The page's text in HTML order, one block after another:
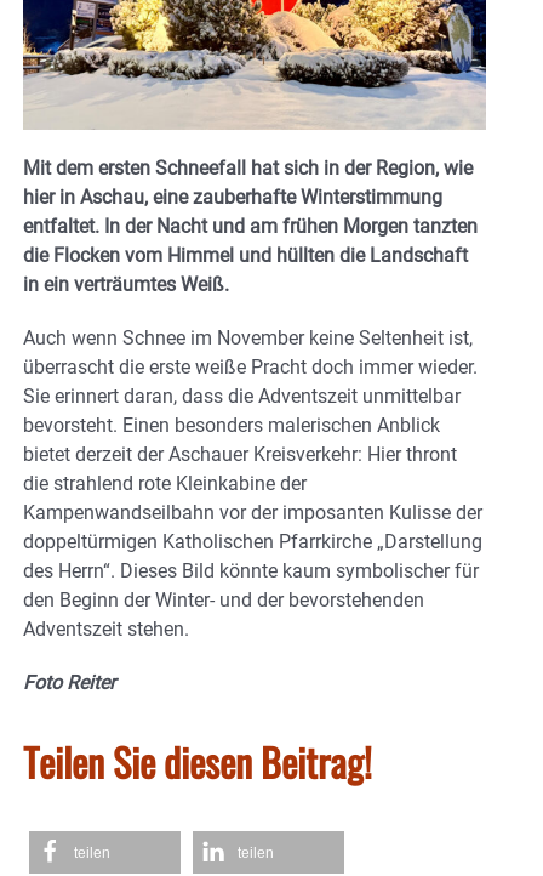
Mit dem ersten Schneefall hat sich in der Region, wie
hier in Aschau, eine zauberhafte Winterstimmung
entfaltet. In der Nacht und am frühen Morgen tanzten
die Flocken vom Himmel und hüllten die Landschaft
in ein verträumtes Weiß.
Auch wenn Schnee im November keine Seltenheit ist,
überrascht die erste weiße Pracht doch immer wieder.
Sie erinnert daran, dass die Adventszeit unmittelbar
bevorsteht. Einen besonders malerischen Anblick
bietet derzeit der Aschauer Kreisverkehr: Hier thront
die strahlend rote Kleinkabine der
Kampenwandseilbahn vor der imposanten Kulisse der
doppeltürmigen Katholischen Pfarrkirche „Darstellung
des Herrn“. Dieses Bild könnte kaum symbolischer für
den Beginn der Winter- und der bevorstehenden
Adventszeit stehen.
Foto Reiter
Teilen Sie diesen Beitrag!
teilen teilen